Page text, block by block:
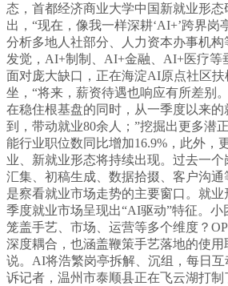
态，首都经济商业大学中国新就业形
出，“现在，像我一样深耕‘AI+’跨界岗
分析多地人社部分、人力资本办事机
发觉，AI+制制、AI+金融、AI+医疗等
面对庞大缺口，正在海淀AI原点社区扶
坐，“将来，薪资待遇也响应有所差别
在稳住根基盘的同时，从一季度以来
到，带动就业80余人；”挖掘出更多潜
能行业职位数同比增加16.9%，此外，
业、新就业形态将持续出现。过去一
汇集、初稿生成、数据拾掇、客户沟
是察看就业市场走势的主要窗口。就
季度就业市场呈现出“AI驱动”特征。小
笼盖手艺、市场、运营等多个维度？
深度耦合，也涵盖鞭策手艺落地的使用
说。AI将浩繁岗亭拆解、沉组，每日
诉记者，温州市泰顺县正在飞云湖打制